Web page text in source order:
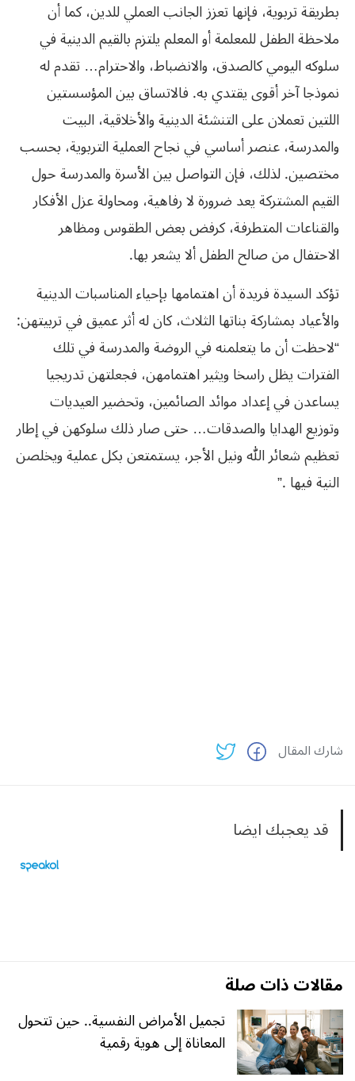
بطريقة تربوية، فإنها تعزز الجانب العملي للدين، كما أن
ملاحظة الطفل للمعلمة أو المعلم يلتزم بالقيم الدينية في
سلوكه اليومي كالصدق، والانضباط، والاحترام… تقدم له
نموذجا آخر أقوى يقتدي به. فالاتساق بين المؤسستين
اللتين تعملان على التنشئة الدينية والأخلاقية، البيت
والمدرسة، عنصر أساسي في نجاح العملية التربوية، بحسب
مختصين. لذلك، فإن التواصل بين الأسرة والمدرسة حول
القيم المشتركة يعد ضرورة لا رفاهية، ومحاولة عزل الأفكار
والقناعات المتطرفة، كرفض بعض الطقوس ومظاهر
الاحتفال من صالح الطفل ألا يشعر بها.
تؤكد السيدة فريدة أن اهتمامها بإحياء المناسبات الدينية
والأعياد بمشاركة بناتها الثلاث، كان له أثر عميق في تربيتهن:
“لاحظت أن ما يتعلمنه في الروضة والمدرسة في تلك
الفترات يظل راسخا ويثير اهتمامهن، فجعلتهن تدريجيا
يساعدن في إعداد موائد الصائمين، وتحضير العيديات
وتوزيع الهدايا والصدقات… حتى صار ذلك سلوكهن في إطار
تعظيم شعائر الله ونيل الأجر، يستمتعن بكل عملية ويخلصن
النية فيها .”
شارك المقال
قد يعجبك ايضا
مقالات ذات صلة
تجميل الأمراض النفسية.. حين تتحول
المعاناة إلى هوية رقمية